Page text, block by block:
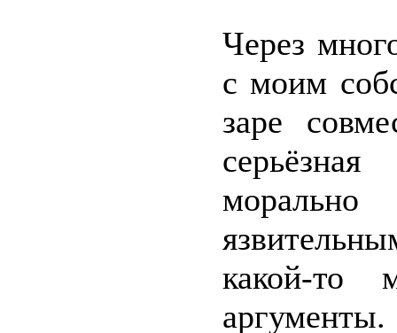
Через
с моим
заре
морально
какой-то